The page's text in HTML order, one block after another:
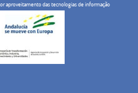
aproveitamento das tecnologias de informação